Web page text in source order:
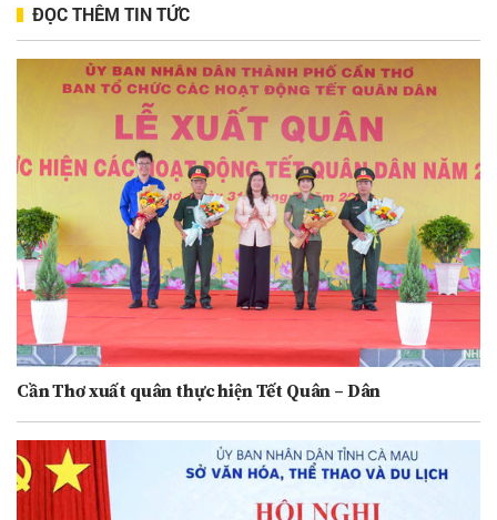
ĐỌC THÊM TIN TỨC
Cần Thơ xuất quân thực hiện Tết Quân – Dân